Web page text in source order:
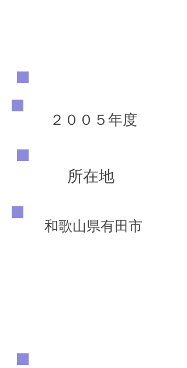
２００５年度
所在地
和歌山県有田市